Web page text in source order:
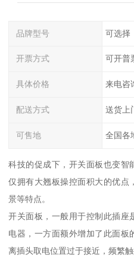
品牌型号 可选择
开票方式 可开普
具体价格 来电咨
配送方式 送货上
可售地 全国各
科技的促成下，开关面板也变智
仅拥有大翘板操控面积大的优点
景等特点。
开关面板，一般用于控制此插座
电器，一方面额外增加了此面板
离插头取电位置过于接近，频繁